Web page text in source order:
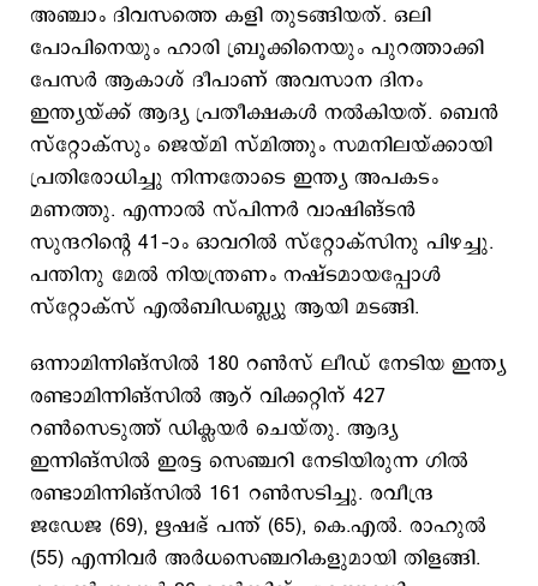
അഞ്ചാം ദിവസത്തെ കളി തുടങ്ങിയത്. ഒലി
പോപിനെയും ഹാരി ബ്രൂക്കിനെയും പുറത്താക്കി
പേസർ ആകാശ് ദീപാണ് അവസാന ദിനം
ഇന്ത്യയ്ക്ക് ആദ്യ പ്രതീക്ഷകൾ നൽകിയത്. ബെൻ
സ്റ്റോക്സും ജെയ്മി സ്മിത്തും സമനിലയ്ക്കായി
പ്രതിരോധിച്ചു നിന്നതോടെ ഇന്ത്യ അപകടം
മണത്തു. എന്നാൽ സ്പിന്നർ വാഷിങ്ടൻ
സുന്ദറിന്റെ 41–ാം ഓവറിൽ സ്റ്റോക്സിനു പിഴച്ചു.
പന്തിനു മേൽ നിയന്ത്രണം നഷ്ടമായപ്പോൾ
സ്റ്റോക്സ് എൽബിഡബ്ല്യു ആയി മടങ്ങി.
ഒന്നാമിന്നിങ്‌സിൽ 180 റൺസ് ലീഡ് നേടിയ ഇന്ത്യ
രണ്ടാമിന്നിങ്‌സിൽ ആറ് വിക്കറ്റിന് 427
റൺസെടുത്ത് ഡിക്ലയർ ചെയ്തു. ആദ്യ
ഇന്നിങ്‌സിൽ ഇരട്ട സെഞ്ചറി നേടിയിരുന്ന ഗിൽ
രണ്ടാമിന്നിങ്‌സിൽ 161 റൺസടിച്ചു. രവീന്ദ്ര
ജഡേജ (69), ഋഷഭ് പന്ത് (65), കെ.എൽ. രാഹുൽ
(55) എന്നിവർ അർധസെഞ്ചറികളുമായി തിളങ്ങി.